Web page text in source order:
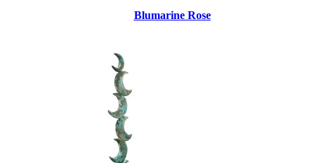
Blumarine Rose